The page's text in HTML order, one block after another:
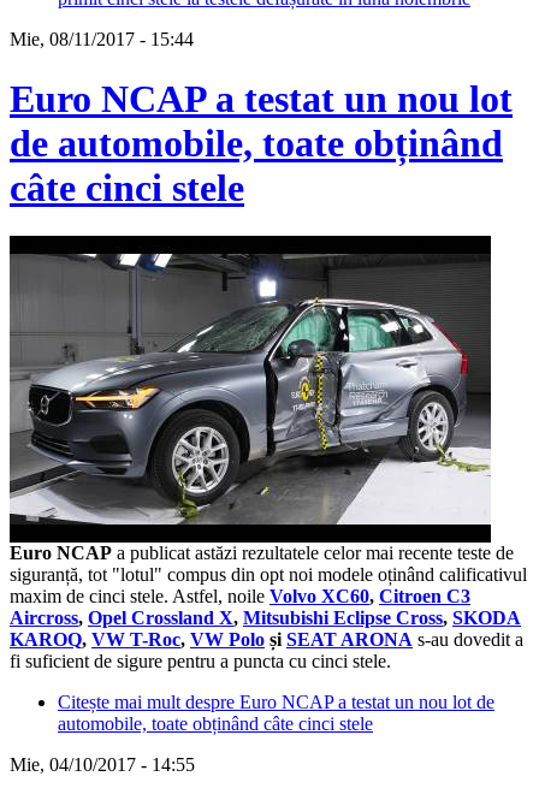
Mie, 08/11/2017 - 15:44
Euro NCAP a testat un nou lot
de automobile, toate obținând
câte cinci stele
Euro NCAP a publicat astăzi rezultatele celor mai recente teste de
siguranță, tot "lotul" compus din opt noi modele oținând calificativul
maxim de cinci stele. Astfel, noile Volvo XC60, Citroen C3
Aircross, Opel Crossland X, Mitsubishi Eclipse Cross, SKODA
KAROQ, VW T-Roc, VW Polo și SEAT ARONA s-au dovedit a
fi suficient de sigure pentru a puncta cu cinci stele.
Citește mai mult despre Euro NCAP a testat un nou lot de
automobile, toate obținând câte cinci stele
Mie, 04/10/2017 - 14:55